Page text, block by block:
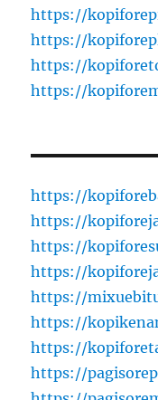
https://
https://
https://
https://
https://
https://
https://
https://
https://
https://
https://
https://